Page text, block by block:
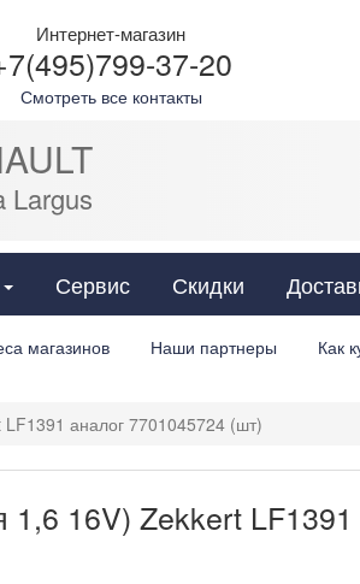
Интернет-магазин
37-20
Смотреть все контакты
Largus
Cats Сервис Скидки
магазинов Наши партнеры Как
аналог 7701045724 (шт)
16V) Zekkert